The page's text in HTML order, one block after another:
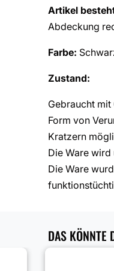
Artikel
Abdeckung
Farbe:
Zustand:
Gebraucht
Form von
Kratzern
Die Ware
Die Ware
DAS KÖNNTE